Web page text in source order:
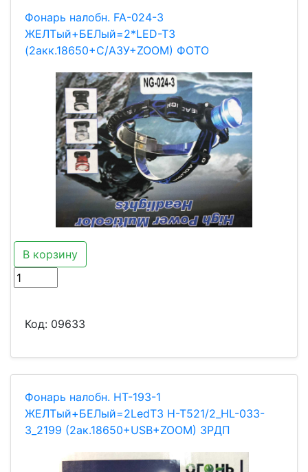
Фонарь налобн. FA-024-3
ЖЕЛТый+БЕЛый=2*LED-T3
(2акк.18650+С/AЗУ+ZOOM) ФОТО
В корзину
Код: 09633
Фонарь налобн. HT-193-1
ЖЕЛТый+БЕЛый=2LedT3 H-T521/2_HL-033-
3_2199 (2ак.18650+USB+ZOOM) ЗРДП